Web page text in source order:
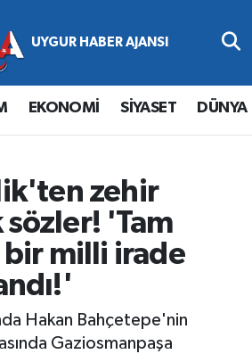
EKONOMİ SİYASET DÜNYA
zehir
'Tam
bir milli irade
Hakan Bahçetepe'nin
Gaziosmanpaşa
Durumu ve Fikstür